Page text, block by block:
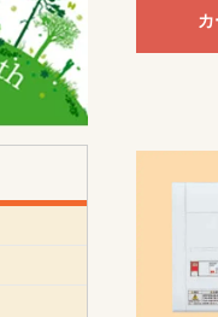
一般型(みる
ク機能付)
一般型長時
一般型長時
けバッテリ
防湿・防雨
防湿・防雨
防湿・防雨
クリーンル
客席誘導灯
誘導灯リニ
誘導灯ガー
交換電池（
誘導灯交換
標準分電盤
創エネ対応
あんしん機
分電盤補修部
分電盤用ブ
プラスばん
フリーボック
リニューア
WHMボッ
WHM取付ボ
露出化粧枠
半埋込化粧
住宅分電盤
テンパール
パナソニッ
神保電器配
東芝配線器
未来工業製
明工社製品
テンパール